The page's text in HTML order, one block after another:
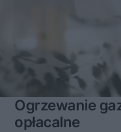
Ogrzewanie
opłacalne